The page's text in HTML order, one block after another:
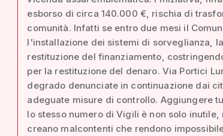
esborso di circa 140.000 €, rischia di
comunità. Infatti se entro due mesi il
l'installazione dei sistemi di sorveglianza,
restituzione del finanziamento,
per la restituzione del denaro. Via Portici
degrado denunciate in continuazione dai
adeguate misure di controllo. Aggiungere
lo stesso numero di Vigili è non solo
creano malcontenti che rendono